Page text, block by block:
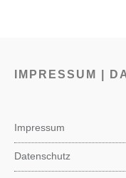
IMPRESSUM |
Impressum
Datenschutz